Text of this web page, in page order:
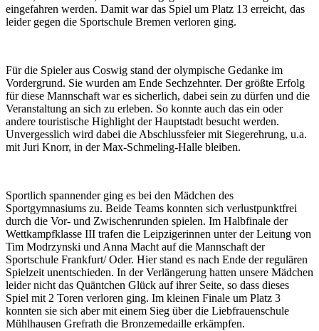
eingefahren werden. Damit war das Spiel um Platz 13 erreicht, das
leider gegen die Sportschule Bremen verloren ging.
Für die Spieler aus Coswig stand der olympische Gedanke im
Vordergrund. Sie wurden am Ende Sechzehnter. Der größte Erfolg
für diese Mannschaft war es sicherlich, dabei sein zu dürfen und die
Veranstaltung an sich zu erleben. So konnte auch das ein oder
andere touristische Highlight der Hauptstadt besucht werden.
Unvergesslich wird dabei die Abschlussfeier mit Siegerehrung, u.a.
mit Juri Knorr, in der Max-Schmeling-Halle bleiben.
Sportlich spannender ging es bei den Mädchen des
Sportgymnasiums zu. Beide Teams konnten sich verlustpunktfrei
durch die Vor- und Zwischenrunden spielen. Im Halbfinale der
Wettkampfklasse III trafen die Leipzigerinnen unter der Leitung von
Tim Modrzynski und Anna Macht auf die Mannschaft der
Sportschule Frankfurt/ Oder. Hier stand es nach Ende der regulären
Spielzeit unentschieden. In der Verlängerung hatten unsere Mädchen
leider nicht das Quäntchen Glück auf ihrer Seite, so dass dieses
Spiel mit 2 Toren verloren ging. Im kleinen Finale um Platz 3
konnten sie sich aber mit einem Sieg über die Liebfrauenschule
Mühlhausen Grefrath die Bronzemedaille erkämpfen.